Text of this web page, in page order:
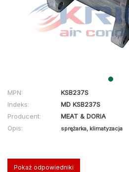
MPN:
KSB237S
Indeks:
MD KSB237S
Producent:
MEAT & DORIA
Opis:
sprężarka, klimatyzacja
Pokaż odpowiedniki